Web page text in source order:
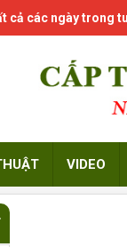
cả các ngày trong
VIDEO